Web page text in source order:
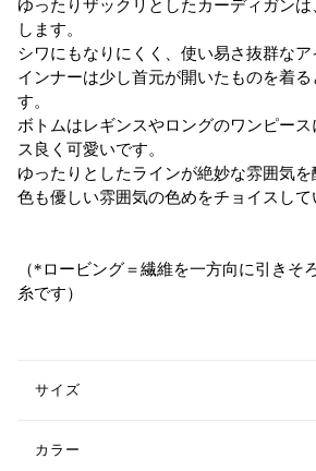
ゆったりザックリとしたカーディガン
します。
シワにもなりにくく、使い易さ抜群なア
インナーは少し首元が開いたものを着
す。
ボトムはレギンスやロングのワンピー
ス良く可愛いです。
ゆったりとしたラインが絶妙な雰囲気を
色も優しい雰囲気の色めをチョイスして
（*ロービング＝繊維を一方向に引きそ
糸です）
サイズ
カラー